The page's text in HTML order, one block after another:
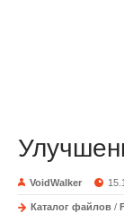
VoidWalker
Каталог файлов /